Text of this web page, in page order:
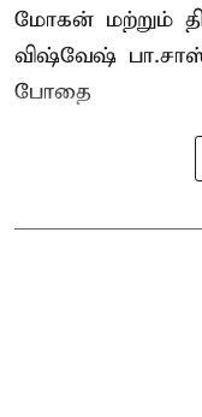
மோகன் மற்றும்
விஷ்வேஷ்
போதை